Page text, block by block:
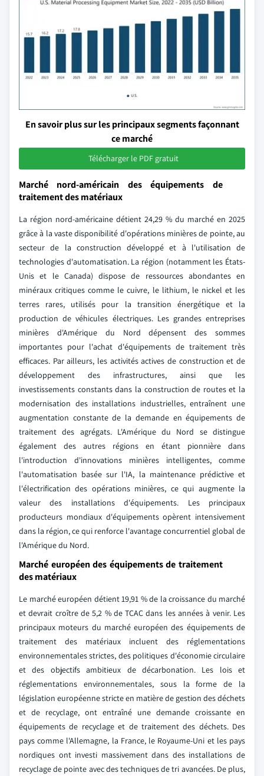
En savoir plus sur les principaux segments façonnant
ce marché
Télécharger le PDF gratuit
Marché nord-américain des équipements de
traitement des matériaux
La région nord-américaine détient 24,29 % du marché en 2025
grâce à la vaste disponibilité d'opérations minières de pointe, au
secteur de la construction développé et à l'utilisation de
technologies d'automatisation. La région (notamment les États-
Unis et le Canada) dispose de ressources abondantes en
minéraux critiques comme le cuivre, le lithium, le nickel et les
terres rares, utilisés pour la transition énergétique et la
production de véhicules électriques. Les grandes entreprises
minières d'Amérique du Nord dépensent des sommes
importantes pour l'achat d'équipements de traitement très
efficaces. Par ailleurs, les activités actives de construction et de
développement des infrastructures, ainsi que les
investissements constants dans la construction de routes et la
modernisation des installations industrielles, entraînent une
augmentation constante de la demande en équipements de
traitement des agrégats. L'Amérique du Nord se distingue
également des autres régions en étant pionnière dans
l'introduction d'innovations minières intelligentes, comme
l'automatisation basée sur l'IA, la maintenance prédictive et
l'électrification des opérations minières, ce qui augmente la
valeur des installations d'équipements. Les principaux
producteurs mondiaux d'équipements opèrent intensivement
dans la région, ce qui renforce l'avantage concurrentiel global de
l'Amérique du Nord.
Marché européen des équipements de traitement
des matériaux
Le marché européen détient 19,91 % de la croissance du marché
et devrait croître de 5,2 % de TCAC dans les années à venir. Les
principaux moteurs du marché européen des équipements de
traitement des matériaux incluent des réglementations
environnementales strictes, des politiques d'économie circulaire
et des objectifs ambitieux de décarbonation. Les lois et
réglementations environnementales, sous la forme de la
législation européenne stricte en matière de gestion des déchets
et de recyclage, ont entraîné une demande croissante en
équipements de recyclage et de traitement des déchets. Des
pays comme l'Allemagne, la France, le Royaume-Uni et les pays
nordiques ont investi massivement dans des installations de
recyclage de pointe avec des techniques de tri avancées. De plus,